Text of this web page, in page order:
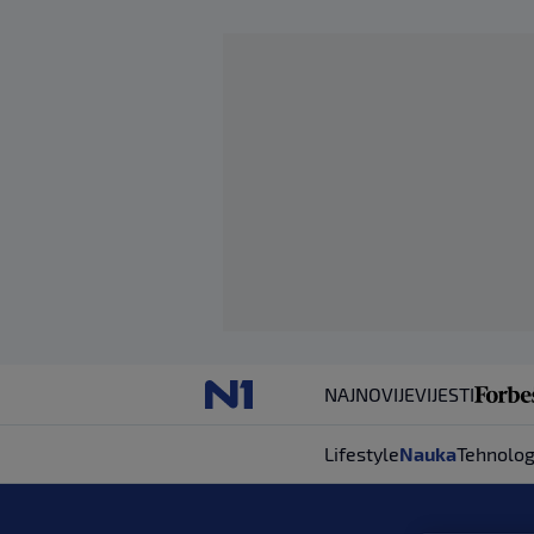
NAJNOVIJEVIJESTI
LifestyleNauka